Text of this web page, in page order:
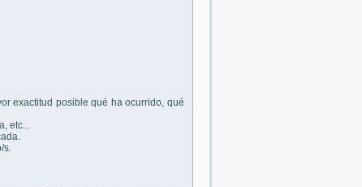
exactitud posible qué ha ocurrido, qué
etc...
s.